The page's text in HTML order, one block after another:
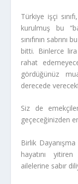
Türkiye işçi
kurulmuş bu
sınıfının
bitti. Binlerce
rahat
gördüğünüz
derecede
Siz de
geçeceğinizden
Birlik
hayatını
ailelerine sabır